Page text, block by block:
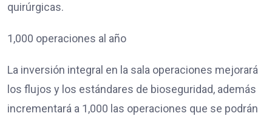
quirúrgicas.
1,000 operaciones al año
La inversión integral en la sala operaciones mejorará
los flujos y los estándares de bioseguridad, además
incrementará a 1,000 las operaciones que se podrán